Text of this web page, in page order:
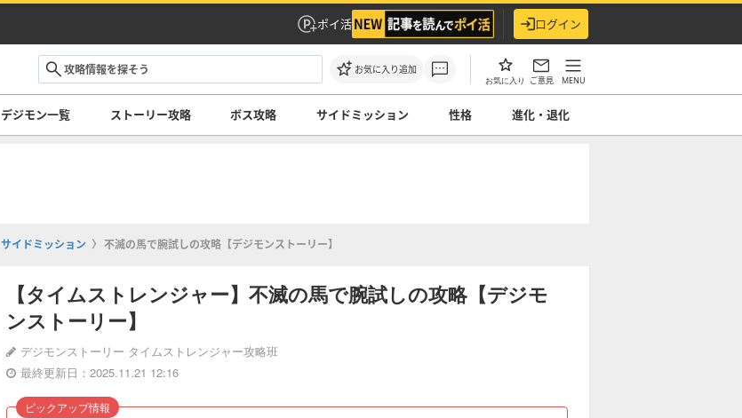
ポイ活 ログイン
お気に入り追加
お気に入り ご意見 MENU
デジモン一覧 ストーリー攻略 ボス攻略 サイドミッション 性格 進化・退化
サイドミッション 不滅の馬で腕試しの攻略【デジモンストーリー】
【タイムストレンジャー】不滅の馬で腕試しの攻略【デジモ
ンストーリー】
デジモンストーリー タイムストレンジャー攻略班
最終更新日：2025.11.21 12:16
ピックアップ情報